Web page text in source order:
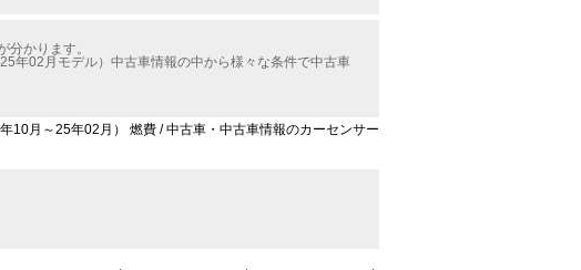
かります。
年02月モデル）中古車情報の中から様々な条件で中古車
10月～25年02月） 燃費 / 中古車・中古車情報のカーセンサー